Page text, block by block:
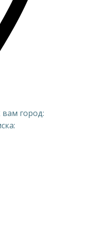
город: